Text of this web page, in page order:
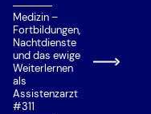
Medizin –
Fortbildungen,
Nachtdienste
und das ewige
Weiterlernen
als
Assistenzarzt
#311